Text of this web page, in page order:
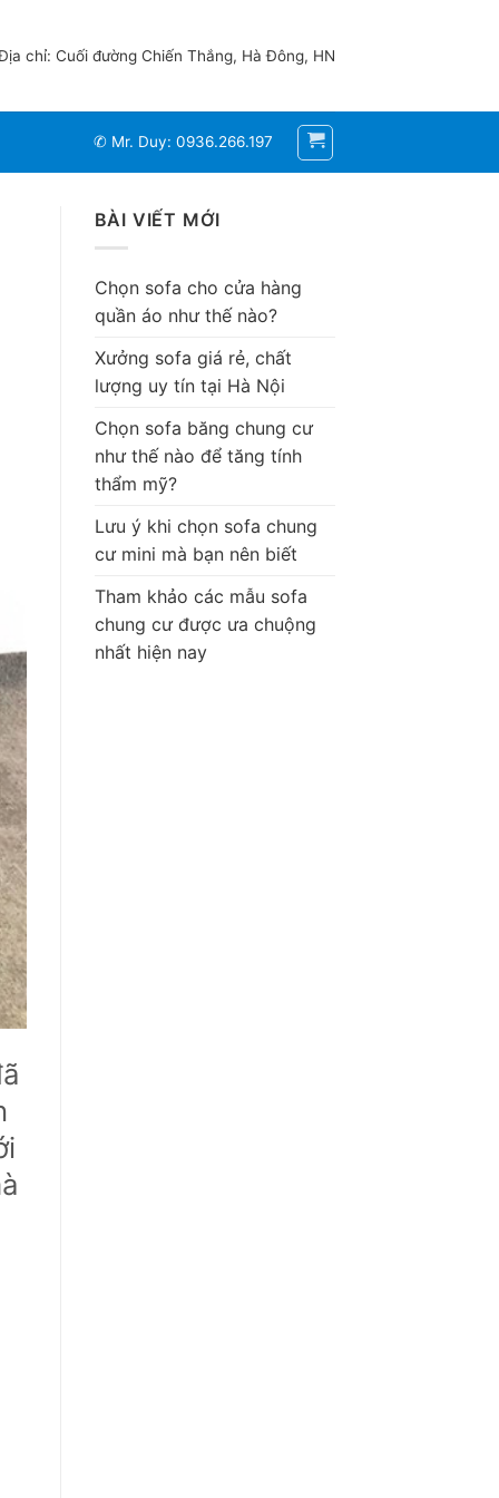
chỉ: Cuối đường Chiến Thắng, Hà Đông, HN
✆ Mr. Duy: 0936.266.197
BÀI VIẾT MỚI
Chọn sofa cho cửa hàng
quần áo như thế nào?
Xưởng sofa giá rẻ, chất
lượng uy tín tại Hà Nội
Chọn sofa băng chung cư
như thế nào để tăng tính
thẩm mỹ?
Lưu ý khi chọn sofa chung
cư mini mà bạn nên biết
Tham khảo các mẫu sofa
chung cư được ưa chuộng
nhất hiện nay